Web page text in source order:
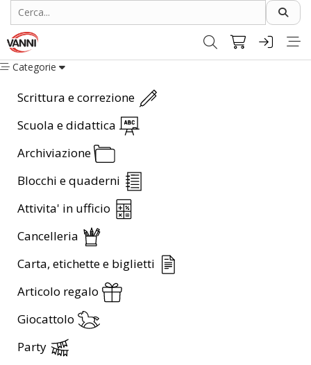
Categorie
Scrittura e correzione
Scuola e didattica
Archiviazione
Blocchi e quaderni
Attivita' in ufficio
Cancelleria
Carta, etichette e biglietti
Articolo regalo
Giocattolo
Party